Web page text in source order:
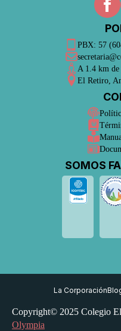
PBX: 57
A 1.4 km
El Retiro,
SOMOS
La Corporación
Copyright© 2025 Colegio
Olympia